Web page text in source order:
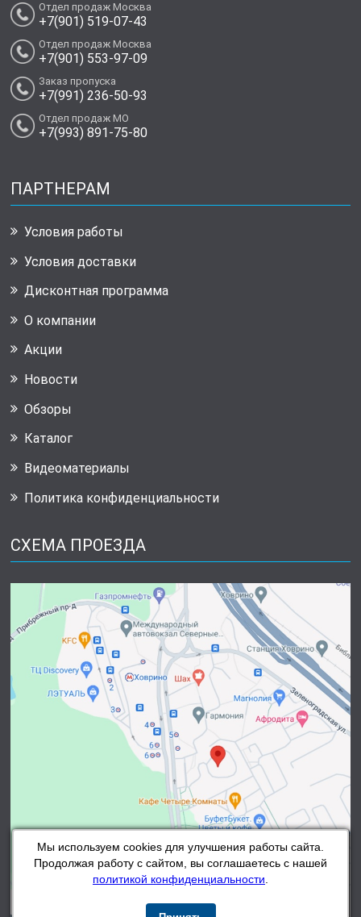
Мы используем cookies для улучшения работы сайта.
Продолжая работу с сайтом, вы соглашаетесь с нашей
политикой конфиденциальности
Отдел продаж Москва
+7(901) 519-07-43
Отдел продаж Москва
+7(901) 553-97-09
Заказ пропуска
+7(991) 236-50-93
Отдел продаж МО
+7(993) 891-75-80
ПАРТНЕРАМ
Условия работы
Условия доставки
Дисконтная программа
О компании
Акции
Новости
Обзоры
Каталог
Видеоматериалы
Политика конфиденциальности
СХЕМА ПРОЕЗДА